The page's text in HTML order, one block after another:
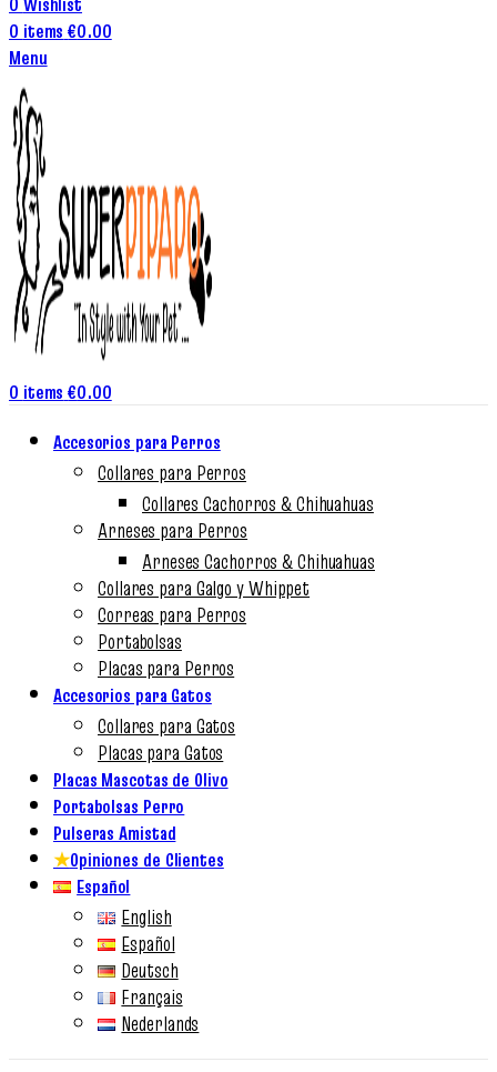
0 items €0.00
Menu
0 items €0.00
Accesorios para Perros
Collares para Perros
Collares Cachorros & Chihuahuas
Arneses para Perros
Arneses Cachorros & Chihuahuas
Collares para Galgo y Whippet
Correas para Perros
Portabolsas
Placas para Perros
Accesorios para Gatos
Collares para Gatos
Placas para Gatos
Placas Mascotas de Olivo
Portabolsas Perro
Pulseras Amistad
★Opiniones de Clientes
Español
English
Español
Deutsch
Français
Nederlands